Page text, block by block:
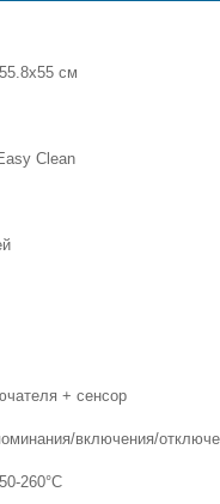
см
Clean
+ сенсор
включения/
260°С